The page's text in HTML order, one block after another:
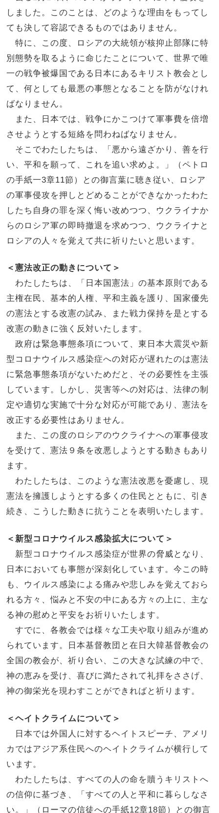
しました。このことは、どのような理由をもってし
ても決して容認できるものではありません。
特に、この度、ロシアの大統領が核抑止部隊に特
別態勢を取るように命じたことについて、世界で唯
一の戦争被爆国である日本にあるキリスト教会とし
て、何としても最悪の事態となることを防がなけれ
ばなりません。
また、日本では、戦争にかこつけて軍事費を倍増
させようとする短絡を問わねばなりません。
そこでわたしたちは、「悪から遠ざかり、善を行
い、平和を願って、これを追い求めよ。」（ペトロ
の手紙一3章11節）との御言葉に聴き従い、ロシア
の軍事侵攻を押しとどめることができなかったわた
したち自身の罪を深く悔い改めつつ、ウクライナか
らのロシア軍の即時撤退を求めつつ、ウクライナと
ロシアの人々を覚えて共に祈りたいと思います。
＜憲法改正の動きについて＞
わたしたちは、「日本国憲法」の基本原則である
主権在民、基本的人権、平和主義を護り、国家優先
の憲法とする改憲の試み、また戦力保持を是とする
改憲の動きに強く反対いたします。
政府は緊急事態条項について、東日本大震災や新
型コロナウイルス感染症への対応が遅れたのは憲法
に緊急事態条項がないためだと、その必要性を主張
しています。しかし、災害等への対応は、法律の制
定や適切な実施で十分な対応が可能であり、憲法を
改正する必要性はありません。
また、この度のロシアのウクライナへの軍事侵攻
を受けて、憲法９条を改悪しようとする動きもあり
ます。
わたしたちは、このような憲法改悪を憂慮し、現
憲法を擁護しようとする多くの住民とともに、引き
続き、こうした動きに抗うことを表明いたします。
＜新型コロナウイルス感染拡大について＞
新型コロナウイルス感染症が世界の脅威となり、
日本においても事態が深刻化しています。今この時
も、ウイルス感染による痛みや悲しみを覚えておら
れる方々、悩みと不安の中にある方々の上に、主な
る神の慰めと平安をお祈りいたします。
すでに、各教会では様々な工夫や取り組みが進め
られています。日本基督教団と在日大韓基督教会の
全国の教会が、祈り合い、この大きな試練の中で、
神の恵みを受け、喜びに満たされて礼拝をささげ、
神の御栄光を現わすことができればと祈ります。
＜ヘイトクライムについて＞
日本では外国人に対するヘイトスピーチ、アメリ
カではアジア系住民へのヘイトクライムが横行して
います。
わたしたちは、すべての人の命を贖うキリストへ
の信仰に基づき、「すべての人と平和に暮らしなさ
い。」（ローマの信徒への手紙12章18節）との御言